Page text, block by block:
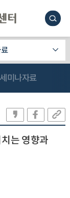
세미나자료
는 영향과